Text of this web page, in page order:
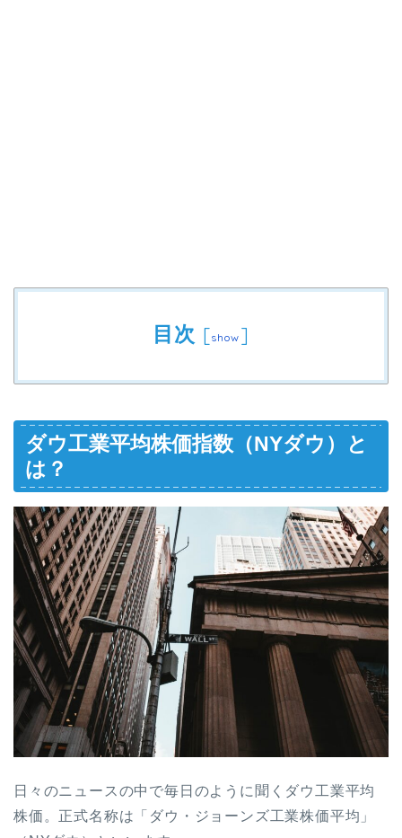
目次 [show ]
ダウ工業平均株価指数（NYダウ）と
は？
日々のニュースの中で毎日のように聞くダウ工業平均
株価。正式名称は「ダウ・ジョーンズ工業株価平均」